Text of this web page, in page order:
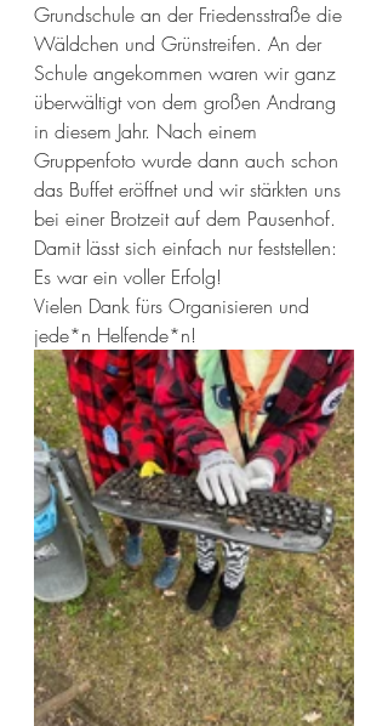
Grundschule an der Friedensstraße die
Wäldchen und Grünstreifen. An der
Schule angekommen waren wir ganz
überwältigt von dem großen Andrang
in diesem Jahr. Nach einem
Gruppenfoto wurde dann auch schon
das Buffet eröffnet und wir stärkten uns
bei einer Brotzeit auf dem Pausenhof.
Damit lässt sich einfach nur feststellen:
Es war ein voller Erfolg!
Vielen Dank fürs Organisieren und
jede*n Helfende*n!